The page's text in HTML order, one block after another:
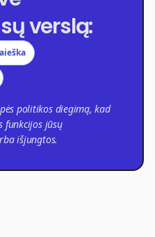
verslą:
politikos diegimą, kad
jūsų
išjungtos.